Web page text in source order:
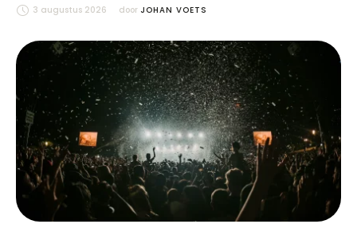
3 augustus 2026 door JOHAN VOETS